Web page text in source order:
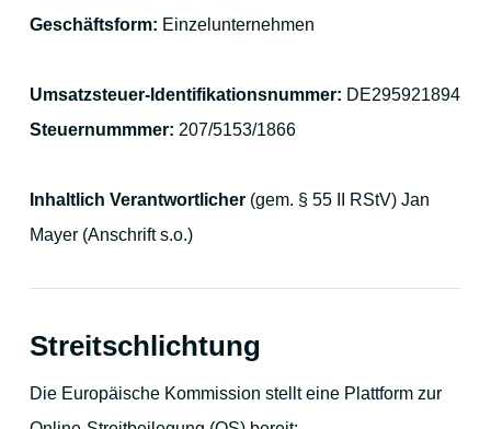
Contact the hotel
City map
Picture gallery
Geschäftsform: Einzelunternehmen
Umsatzsteuer-Identifikationsnummer: DE295921894
Steuernummmer: 207/5153/1866
Inhaltlich Verantwortlicher (gem. § 55 II RStV) Jan
Mayer (Anschrift s.o.)
Streitschlichtung
Die Europäische Kommission stellt eine Plattform zur